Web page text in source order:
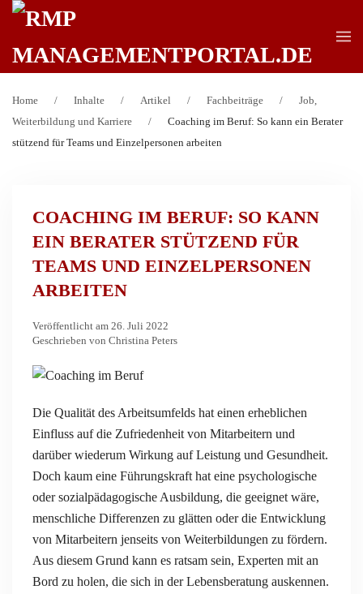
Home Inhalte Artikel Fachbeiträge
Job,
Weiterbildung und Karriere
Coaching im Beruf: So kann ein Berater
stützend für Teams und Einzelpersonen arbeiten
COACHING IM BERUF: SO KANN
EIN BERATER STÜTZEND FÜR
TEAMS UND EINZELPERSONEN
ARBEITEN
Veröffentlicht am 26. Juli 2022
Geschrieben von Christina Peters
Die Qualität des Arbeitsumfelds hat einen erheblichen
Einfluss auf die Zufriedenheit von Mitarbeitern und
darüber wiederum Wirkung auf Leistung und Gesundheit.
Doch kaum eine Führungskraft hat eine psychologische
oder sozialpädagogische Ausbildung, die geeignet wäre,
menschliche Differenzen zu glätten oder die Entwicklung
von Mitarbeitern jenseits von Weiterbildungen zu fördern.
Aus diesem Grund kann es ratsam sein, Experten mit an
Bord zu holen, die sich in der Lebensberatung auskennen.